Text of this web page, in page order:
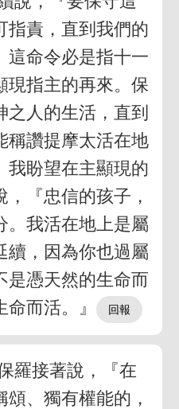
指責，直到我們的
這命令必是指十一
現指主的再來。保
人的生活，直到
稱讚提摩太活在地
我盼望在主顯現的
『忠信的孩子，
。我活在地上是屬
續，因為你也過屬
是憑天然的生命而
而活。』
羅接著說，『在
、獨有權能的，